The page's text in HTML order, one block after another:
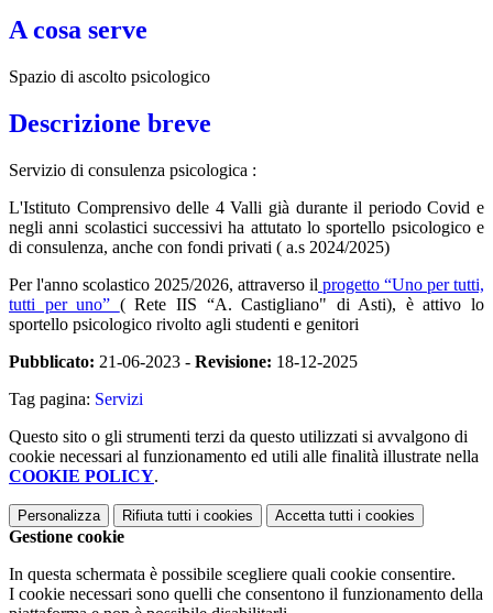
A cosa serve
Spazio di ascolto psicologico
Descrizione breve
Servizio di consulenza psicologica :
L'Istituto Comprensivo delle 4 Valli già durante il periodo Covid e
negli anni scolastici successivi ha attutato lo sportello psicologico e
di consulenza, anche con fondi privati ( a.s 2024/2025)
Per l'anno scolastico 2025/2026, attraverso il progetto “Uno per tutti,
tutti per uno” ( Rete IIS “A. Castigliano" di Asti), è attivo lo
sportello psicologico rivolto agli studenti e genitori
Pubblicato: 21-06-2023 - Revisione: 18-12-2025
Tag pagina: Servizi
Questo sito o gli strumenti terzi da questo utilizzati si avvalgono di
cookie necessari al funzionamento ed utili alle finalità illustrate nella
COOKIE POLICY.
Personalizza Rifiuta tutti i cookies Accetta tutti i cookies
Gestione cookie
In questa schermata è possibile scegliere quali cookie consentire.
I cookie necessari sono quelli che consentono il funzionamento della